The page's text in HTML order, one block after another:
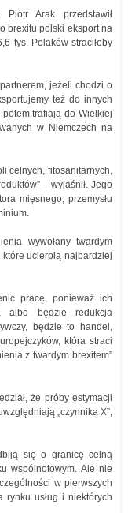
Piotr Arak przedstawił
brexitu polski eksport na
tys. Polaków straciłoby
jeżeli chodzi o
też do innych
trafiają do Wielkiej
w Niemczech na
celnych, fitosanitarnych,
– wyjaśnił. Jego
mięsnego, przemysłu
wywołany twardym
ucierpią najbardziej
pracę, ponieważ ich
albo będzie redukcja
będzie to handel,
która straci
z twardym brexitem”
że próby estymacji
„czynnika X”,
się o granicę celną
wspólnotowym. Ale nie
w pierwszych
rynku usług i niektórych